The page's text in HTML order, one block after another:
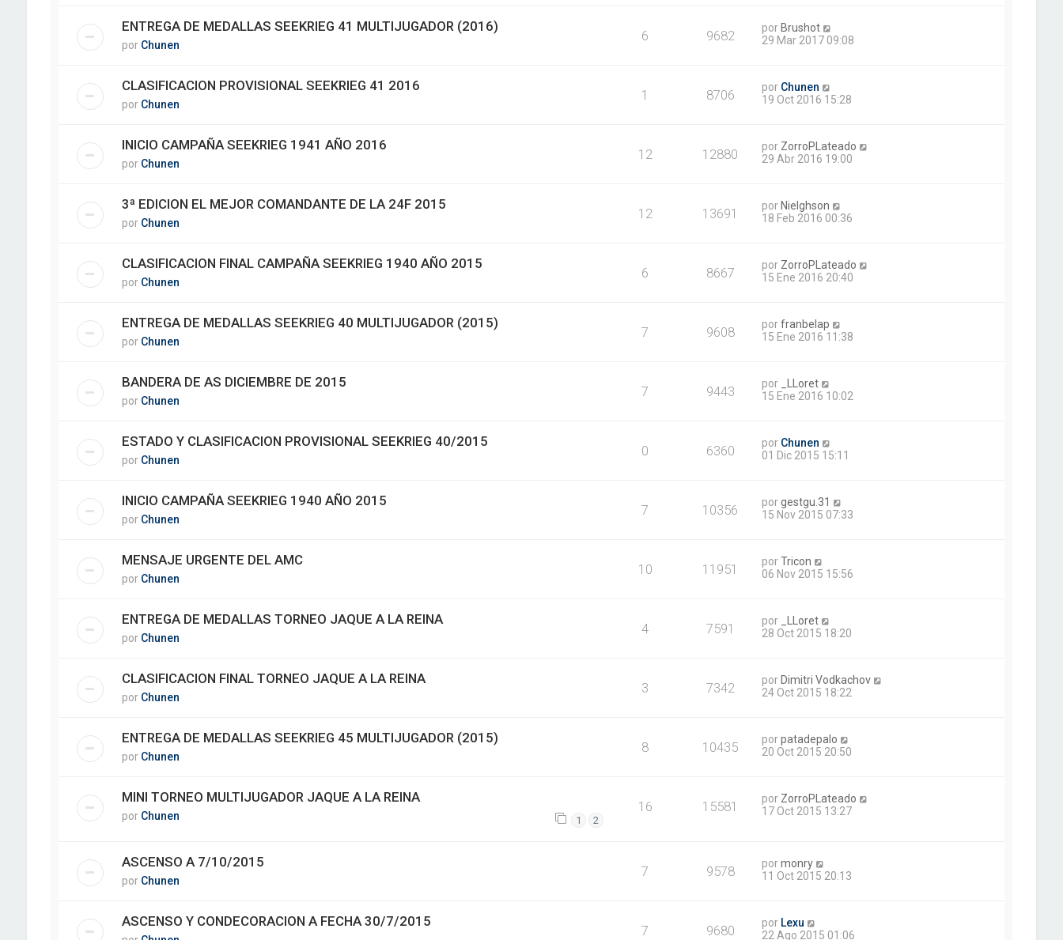
ENTREGA DE MEDALLAS SEEKRIEG 41 MULTIJUGADOR (2016)
por Chunen
6 9682 por Brushot
29 Mar 2017 09:08
CLASIFICACION PROVISIONAL SEEKRIEG 41 2016
por Chunen
1 8706 por Chunen
19 Oct 2016 15:28
INICIO CAMPAÑA SEEKRIEG 1941 AÑO 2016
por Chunen
12 12880 por ZorroPLateado
29 Abr 2016 19:00
3ª EDICION EL MEJOR COMANDANTE DE LA 24F 2015
por Chunen
12 13691 por Nielghson
18 Feb 2016 00:36
CLASIFICACION FINAL CAMPAÑA SEEKRIEG 1940 AÑO 2015
por Chunen
6 8667 por ZorroPLateado
15 Ene 2016 20:40
ENTREGA DE MEDALLAS SEEKRIEG 40 MULTIJUGADOR (2015)
por Chunen
7 9608 porfranbelap
15 Ene 2016 11:38
BANDERA DE AS DICIEMBRE DE 2015
por Chunen
7 9443 por
_LLoret
15 Ene 2016 10:02
ESTADO Y CLASIFICACION PROVISIONAL SEEKRIEG 40/2015
por Chunen
0 6360 por Chunen
01 Dic 2015 15:11
INICIO CAMPAÑA SEEKRIEG 1940 AÑO 2015
por Chunen
7 10356 porgestgu.31
15 Nov 2015 07:33
MENSAJE URGENTE DEL AMC
por Chunen
10 11951 porTricon
06 Nov 2015 15:56
ENTREGA DE MEDALLAS TORNEO JAQUE A LA REINA
por Chunen
4 7591 por
_LLoret
28 Oct 2015 18:20
CLASIFICACION FINAL TORNEO JAQUE A LA REINA
por Chunen
3 7342 por Dimitri Vodkachov
24 Oct 2015 18:22
ENTREGA DE MEDALLAS SEEKRIEG 45 MULTIJUGADOR (2015)
por Chunen
8 10435 porpatadepalo
20 Oct 2015 20:50
MINI TORNEO MULTIJUGADOR JAQUE A LA REINA
por Chunen 1 2
16 15581 por ZorroPLateado
17 Oct 2015 13:27
ASCENSO A 7/10/2015
por Chunen
7 9578 pormonry
11 Oct 2015 20:13
ASCENSO Y CONDECORACION A FECHA 30/7/2015
7 9680 por Lexu
22 Ago 2015 01:06